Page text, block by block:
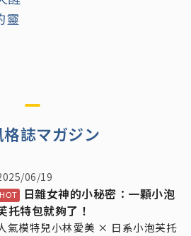
誌マガジン
06/19
日雜女神的小秘密：一顆小泡
托特包就夠了！
氣模特兒小林愛美 × 日系小泡芙托